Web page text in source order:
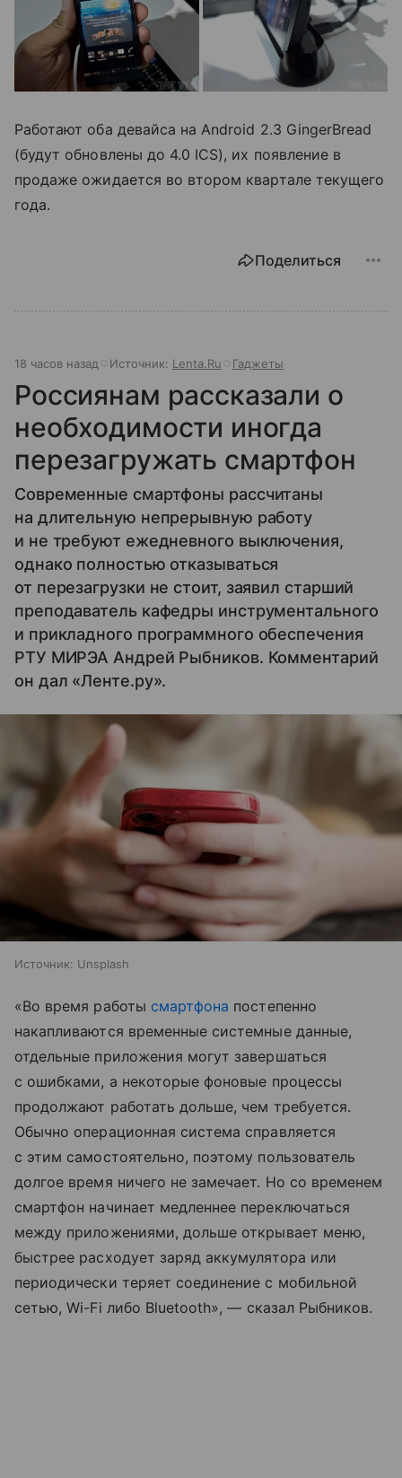
Работают оба девайса на Android 2.3 GingerBread
(будут обновлены до 4.0 ICS), их появление в
продаже ожидается во втором квартале текущего
года.
Поделиться
18 часов назад Источник: Lenta.Ru Гаджеты
Россиянам рассказали о
необходимости иногда
перезагружать смартфон
Современные смартфоны рассчитаны
на длительную непрерывную работу
и не требуют ежедневного выключения,
однако полностью отказываться
от перезагрузки не стоит, заявил старший
преподаватель кафедры инструментального
и прикладного программного обеспечения
РТУ МИРЭА Андрей Рыбников. Комментарий
он дал «Ленте.ру».
Источник: Unsplash
«Во время работы смартфона постепенно
накапливаются временные системные данные,
отдельные приложения могут завершаться
с ошибками, а некоторые фоновые процессы
продолжают работать дольше, чем требуется.
Обычно операционная система справляется
с этим самостоятельно, поэтому пользователь
долгое время ничего не замечает. Но со временем
смартфон начинает медленнее переключаться
между приложениями, дольше открывает меню,
быстрее расходует заряд аккумулятора или
периодически теряет соединение с мобильной
сетью, Wi-Fi либо Bluetooth», — сказал Рыбников.